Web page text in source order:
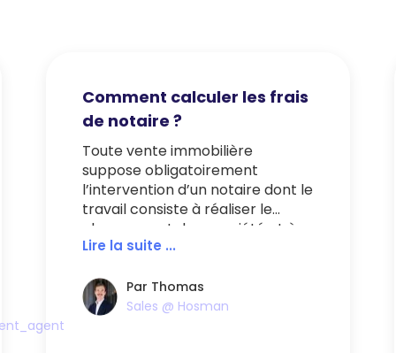
Comment calculer les frais
de notaire ?
Toute vente immobilière
suppose obligatoirement
l’intervention d’un notaire dont le
travail consiste à réaliser le
changement de propriété et à
assurer la sécurité juridique de la
la signature de l’acte
authentique de vente, celui-ci
Lire la suite ...
Par Thomas
Sales @ Hosman